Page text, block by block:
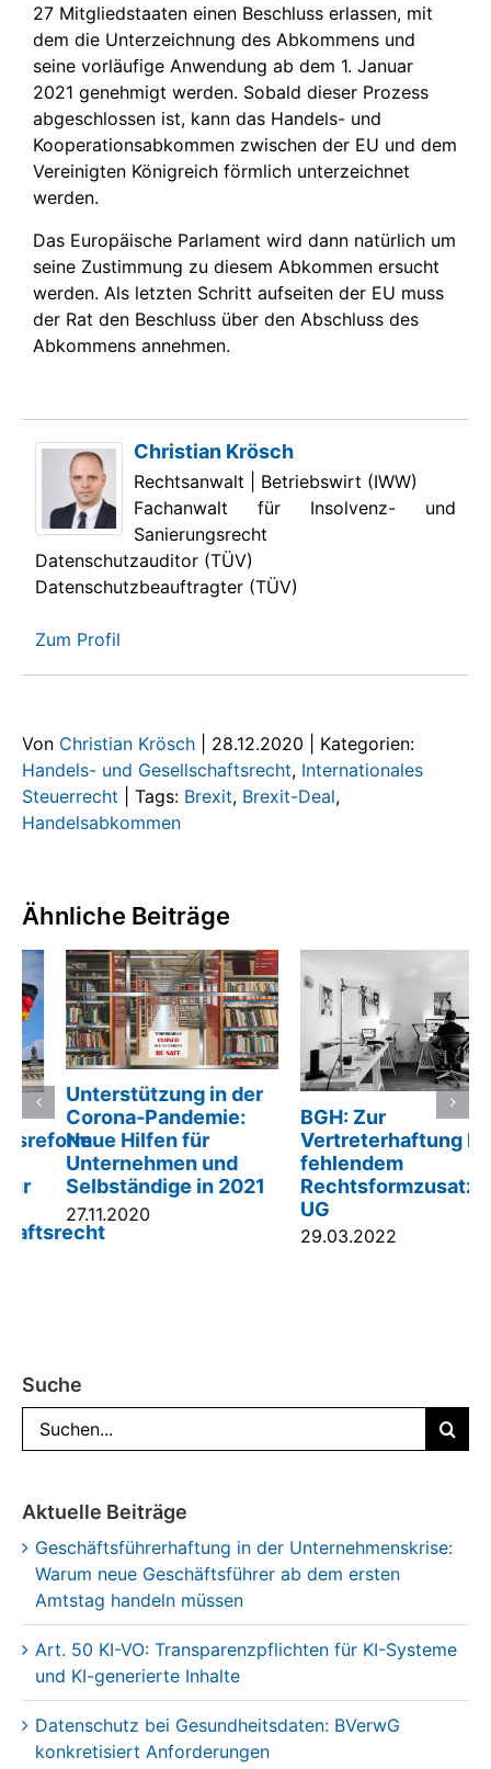
27 Mitgliedstaaten einen Beschluss erlassen, mit
dem die Unterzeichnung des Abkommens und
seine vorläufige Anwendung ab dem 1. Januar
2021 genehmigt werden. Sobald dieser Prozess
abgeschlossen ist, kann das Handels- und
Kooperationsabkommen zwischen der EU und dem
Vereinigten Königreich förmlich unterzeichnet
werden.
Das Europäische Parlament wird dann natürlich um
seine Zustimmung zu diesem Abkommen ersucht
werden. Als letzten Schritt aufseiten der EU muss
der Rat den Beschluss über den Abschluss des
Abkommens annehmen.
Christian Krösch
Rechtsanwalt | Betriebswirt (IWW)
Fachanwalt für Insolvenz- und
Sanierungsrecht
Datenschutzauditor (TÜV)
Datenschutzbeauftragter (TÜV)
Zum Profil
Von Christian Krösch 28.12.2020
Kategorien:
Handels- und Gesellschaftsrecht, Internationales
Steuerrecht
Tags: Brexit, Brexit-Deal,
Handelsabkommen
Ähnliche Beiträge
Unterstützung in der
Corona-Pandemie:
Neue Hilfen für
Unternehmen und
Selbständige in 2021
27.11.2020
BGH: Zur
Vertreterhaftung bei
fehlendem
Rechtsformzusatz der
29.03.2022
Suche
Suche
nach:
Aktuelle Beiträge
Geschäftsführerhaftung in der Unternehmenskrise:
Warum neue Geschäftsführer ab dem ersten
Amtstag handeln müssen
Art. 50 KI-VO: Transparenzpflichten für KI-Systeme
und KI-generierte Inhalte
Datenschutz bei Gesundheitsdaten: BVerwG
konkretisiert Anforderungen